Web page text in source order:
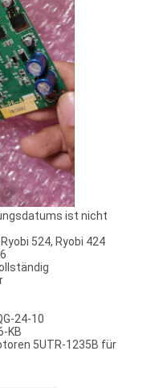
ist nicht
524, Ryobi 424
24-10
KB
5UTR-1235B für